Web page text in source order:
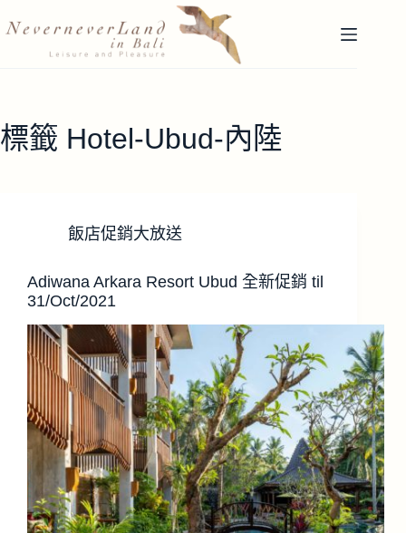
至
容
標籤 Hotel-Ubud-內陸
飯店促銷大放送
Adiwana Arkara Resort Ubud 全新促銷 til
31/Oct/2021